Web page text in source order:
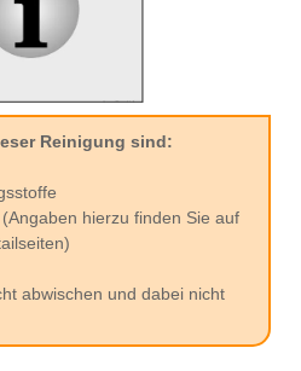
Reinigung sind:
hierzu finden Sie auf
abwischen und dabei nicht